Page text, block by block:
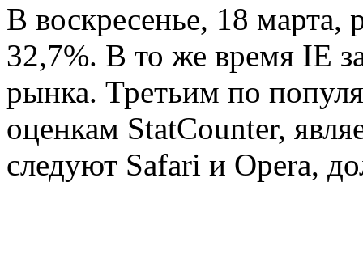
В воскресенье, 18 марта,
32,7%. В то же время IE
рынка. Третьим по
оценкам StatCounter,
следуют Safari и Opera,